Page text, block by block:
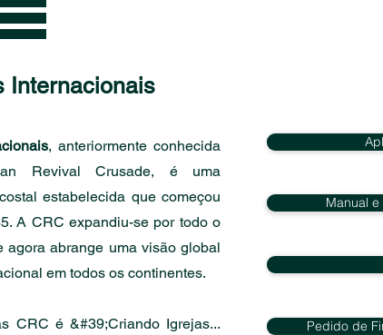
Internacionais
, anteriormente conhecida
Revival Crusade, é uma
estabelecida que começou
A CRC expandiu-se por todo o
agora abrange uma visão global
em todos os continentes.
CRC é &#39;Criando Igrejas...
Manual
Pedido de